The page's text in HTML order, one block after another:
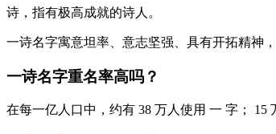
诗 ，指有极高成就的诗人。
一诗名字寓意坦率、意志坚强、具有开拓精神
一诗名字重名率高吗？
在每一亿人口中，约有 38 万人使用 一 字； 15